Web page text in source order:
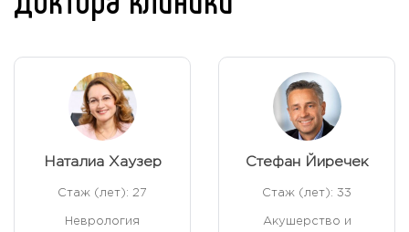
Наталиа Хаузер
Стаж (лет): 27
Неврология
Стефан Йиречек
Стаж (лет): 33
Акушерство и